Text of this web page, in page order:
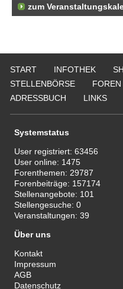
zum
START INFOTHEK
STELLENBÖRSE
FOREN
ADRESSBUCH
LINKS
Systemstatus
User registriert:63456
User online: 1475
Forenthemen: 29787
Forenbeiträge: 157174
Stellenangebote: 101
Stellengesuche:0
Veranstaltungen:39
Über uns
Kontakt
Impressum
AGB
Datenschutz